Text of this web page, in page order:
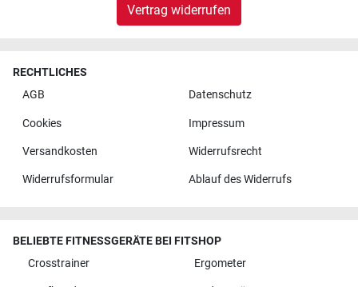
Vertrag widerrufen
RECHTLICHES
AGB
Datenschutz
Cookies Impressum
Versandkosten Widerrufsrecht
Widerrufsformular Ablauf des Widerrufs
BELIEBTE FITNESSGERÄTE BEI FITSHOP
Crosstrainer
Ergometer